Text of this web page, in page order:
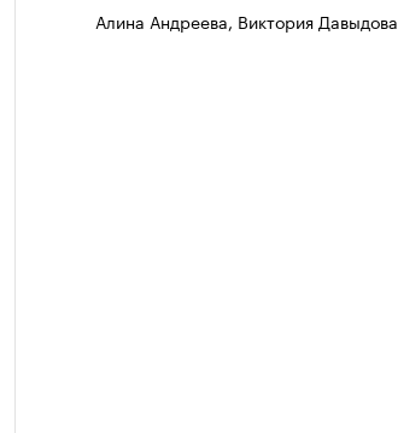
Алина Андреева, Виктория Давыдова